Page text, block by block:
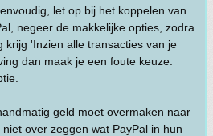
let op bij het koppelen van
negeer de makkelijke opties, zodra
krijg 'Inzien alle transacties van je
dan maak je een foute keuze.
geld moet overmaken naar
over zeggen wat PayPal in hun